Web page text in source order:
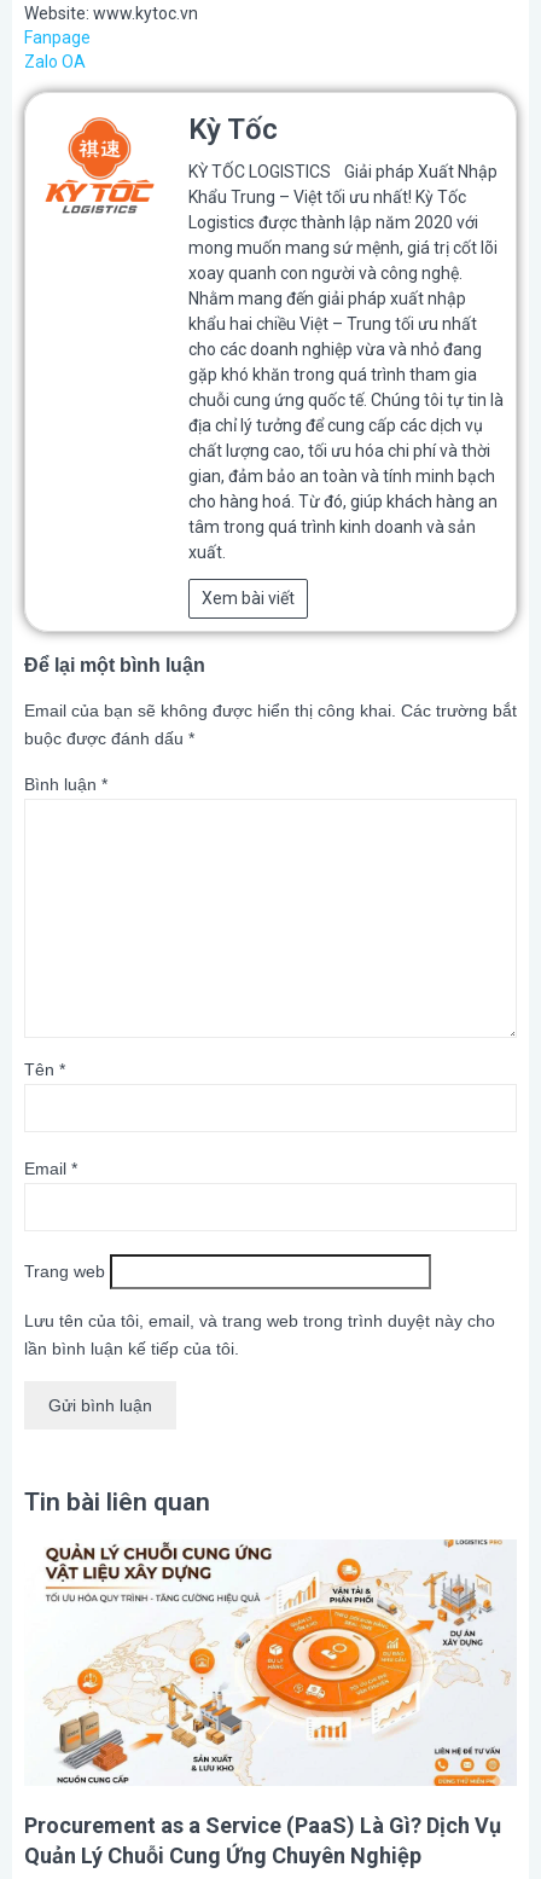
Website: www.kytoc.vn
Fanpage
Zalo OA
Kỳ Tốc
KỲ TỐC LOGISTICS Giải pháp Xuất Nhập
Khẩu Trung – Việt tối ưu nhất! Kỳ Tốc
Logistics được thành lập năm 2020 với
mong muốn mang sứ mệnh, giá trị cốt lõi
xoay quanh con người và công nghệ.
Nhằm mang đến giải pháp xuất nhập
khẩu hai chiều Việt – Trung tối ưu nhất
cho các doanh nghiệp vừa và nhỏ đang
gặp khó khăn trong quá trình tham gia
chuỗi cung ứng quốc tế. Chúng tôi tự tin là
địa chỉ lý tưởng để cung cấp các dịch vụ
chất lượng cao, tối ưu hóa chi phí và thời
gian, đảm bảo an toàn và tính minh bạch
cho hàng hoá. Từ đó, giúp khách hàng an
tâm trong quá trình kinh doanh và sản
xuất.
Xem bài viết
Để lại một bình luận
Email của bạn sẽ không được hiển thị công khai. Các trường bắt
buộc được đánh dấu *
Bình luận *
Tên *
Email *
Trang web
Lưu tên của tôi, email, và trang web trong trình duyệt này cho
lần bình luận kế tiếp của tôi.
Tin bài liên quan
Procurement as a Service (PaaS) Là Gì? Dịch Vụ
Quản Lý Chuỗi Cung Ứng Chuyên Nghiệp